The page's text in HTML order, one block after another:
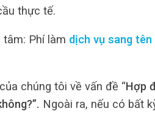
thực tế.
tâm: Phí làm dịch vụ sang tên
chúng tôi về vấn đề “Hợp
”. Ngoài ra, nếu có bất